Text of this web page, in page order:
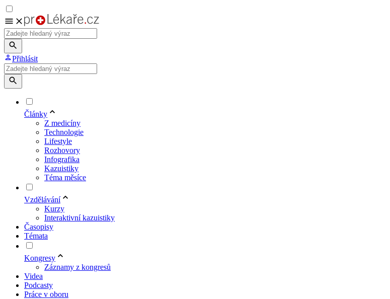
Přihlásit
Články
Z medicíny
Technologie
Lifestyle
Rozhovory
Infografika
Kazuistiky
Téma měsíce
Vzdělávání
Kurzy
Interaktivní kazuistiky
Časopisy
Témata
Kongresy
Záznamy z kongresů
Videa
Podcasty
Práce v oboru